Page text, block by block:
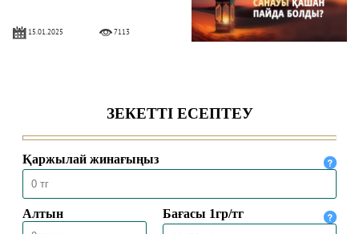
15.01.2025 7113
14.01.2025 6794
ЖАЛҒАН АҚПАРАТ ТАРАТУДЫҢ
ДІНДЕГІ ҮКІМІ ҚАНДАЙ?